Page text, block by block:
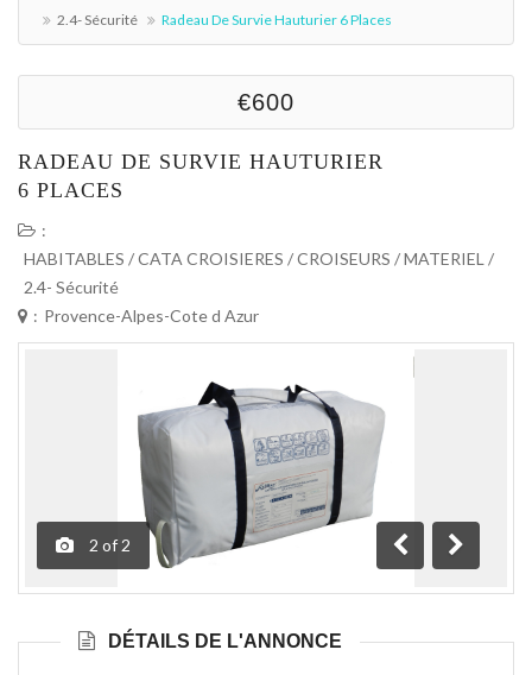
2.4- Sécurité
Radeau De Survie Hauturier 6 Places
€600
RADEAU DE SURVIE HAUTURIER
6 PLACES
:
HABITABLES / CATA CROISIERES / CROISEURS /MATERIEL /
2.4- Sécurité
: Provence-Alpes-Cote d Azur
2 of 2
Précédente
Suivante
DÉTAILS DE L'ANNONCE